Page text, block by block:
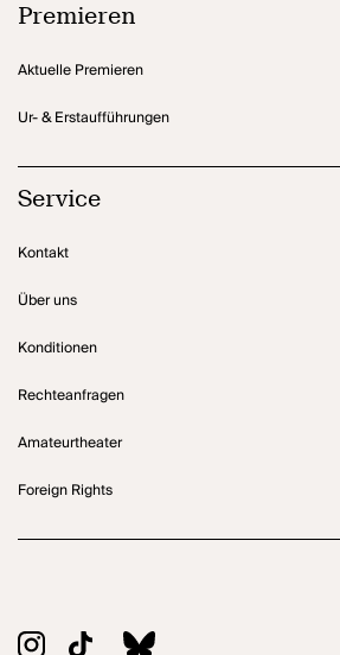
Premieren
Aktuelle Premieren
Ur- & Erstaufführungen
Service
Kontakt
Über uns
Konditionen
Rechteanfragen
Amateurtheater
Foreign Rights